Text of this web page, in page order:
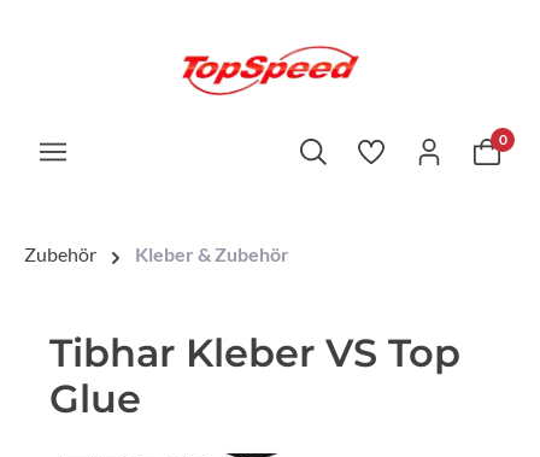
0
Zubehör Kleber & Zubehör
Tibhar Kleber VS Top
Glue